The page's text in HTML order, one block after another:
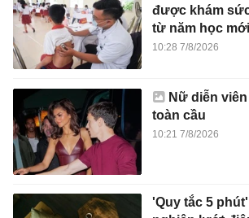
được khám
từ năm học mới
10:28 7/8/2026
Nữ diễn
toàn cầu
10:21 7/8/2026
'Quy tắc 5